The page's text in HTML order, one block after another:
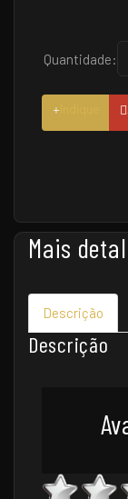
Quantidade:
Mais
Descrição
Descrição